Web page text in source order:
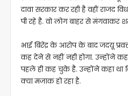
दावा सरकार कर रही है वहीं राजद
पी रहे है. वो लोग बाहर से मंगवाकर
भाई बिरेंद्र के आरोप के बाद जदयू
कह देने से नहीं नही होगा. उन्होंने
पहले ही कह चुके है. उन्होंने कहा था
क्या मजाक हो रहा है.